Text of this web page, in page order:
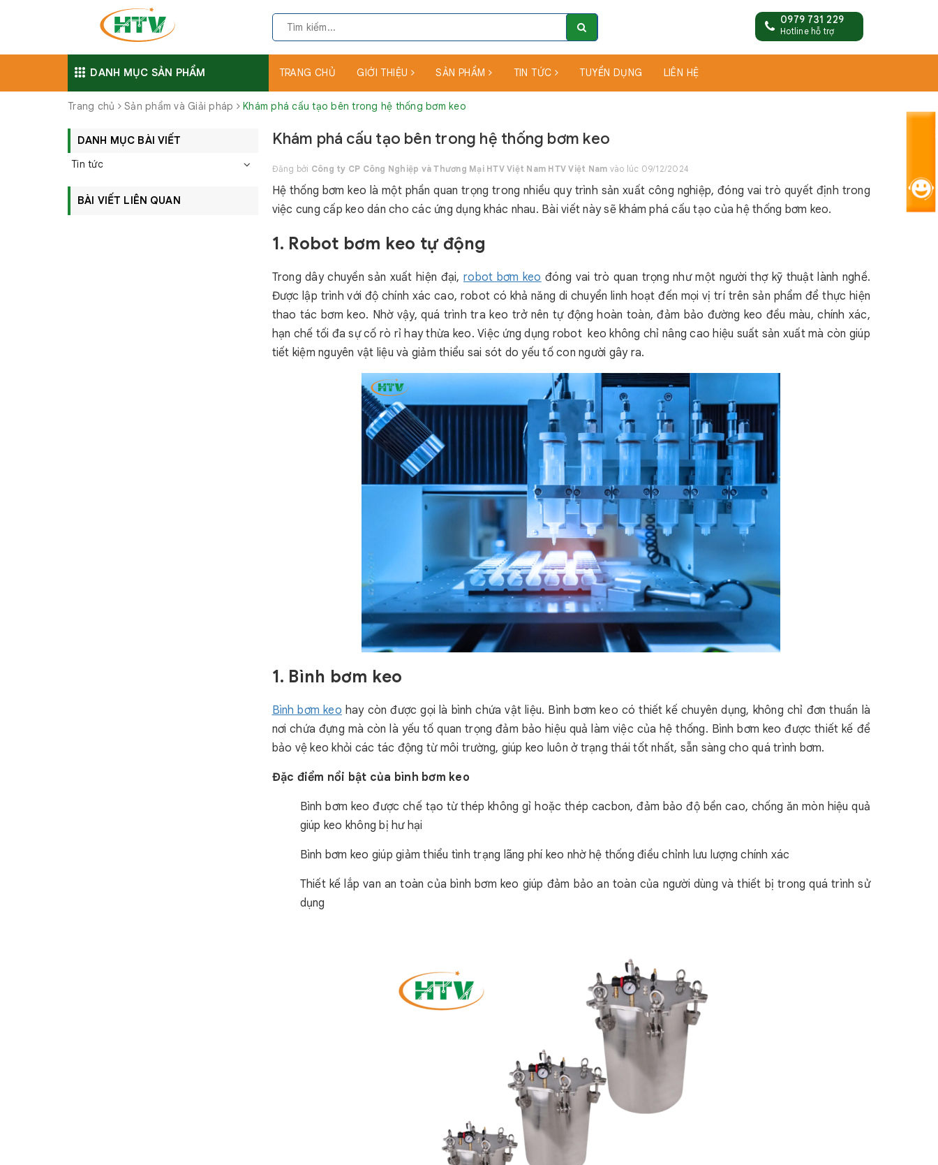
0979 731 229
Hotline hỗ trợ
DANH MỤC SẢN PHẨM TRANG CHỦ GIỚI THIỆU SẢN PHẨM TIN TỨC TUYỂN DỤNG LIÊN HỆ
Trang chủ Sản phẩm và Giải pháp Khám phá cấu tạo bên trong hệ thống bơm keo
Khám phá cấu tạo bên trong hệ thống bơm keo
Đăng bởi Công ty CP Công Nghiệp và Thương Mại HTV Việt Nam HTV Việt Nam vào lúc 09/12/2024
Hệ thống bơm keo là một phần quan trọng trong nhiều quy trình sản xuất công nghiệp, đóng vai trò quyết định trong
việc cung cấp keo dán cho các ứng dụng khác nhau. Bài viết này sẽ khám phá cấu tạo của hệ thống bơm keo.
1. Robot bơm keo tự động
Trong dây chuyền sản xuất hiện đại,robot bơm keo đóng vai trò quan trọng như một người thợ kỹ thuật lành nghề.
Được lập trình với độ chính xác cao, robot có khả năng di chuyển linh hoạt đến mọi vị trí trên sản phẩm để thực hiện
thao tác bơm keo. Nhờ vậy, quá trình tra keo trở nên tự động hoàn toàn, đảm bảo đường keo đều màu, chính xác,
hạn chế tối đa sự cố rò rỉ hay thừa keo. Việc ứng dụng robot keo không chỉ nâng cao hiệu suất sản xuất mà còn giúp
tiết kiệm nguyên vật liệu và giảm thiểu sai sót do yếu tố con người gây ra.
1. Bình bơm keo
Bình bơm keo hay còn được gọi là bình chứa vật liệu. Bình bơm keo có thiết kế chuyên dụng, không chỉ đơn thuần là
nơi chứa đựng mà còn là yếu tố quan trọng đảm bảo hiệu quả làm việc của hệ thống. Bình bơm keo được thiết kế để
bảo vệ keo khỏi các tác động từ môi trường, giúp keo luôn ở trạng thái tốt nhất, sẵn sàng cho quá trình bơm.
Đặc điểm nổi bật của bình bơm keo
Bình bơm keo được chế tạo từ thép không gỉ hoặc thép cacbon, đảm bảo độ bền cao, chống ăn mòn hiệu quả
giúp keo không bị hư hại
Bình bơm keo giúp giảm thiểu tình trạng lãng phí keo nhờ hệ thống điều chỉnh lưu lượng chính xác
Thiết kế lắp van an toàn của bình bơm keo giúp đảm bảo an toàn của người dùng và thiết bị trong quá trình sử
dụng
DANH MỤC BÀI VIẾT
Tin tức
BÀI VIẾT LIÊN QUAN